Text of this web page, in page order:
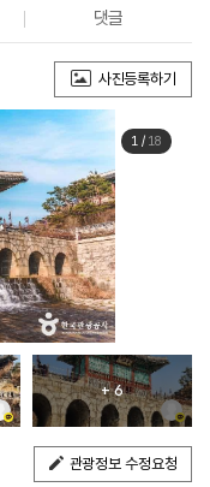
댓글
사진등록하기
1/ 18
+ 6
관광정보 수정요청